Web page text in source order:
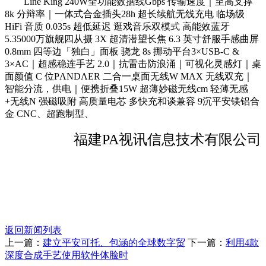
8k 分辩率｜一体式合金插头28h 超长续航无线充电 临场级
HiFi 音质 0.035s 超低延迟 逛戏音乐双模式 高能效蓝牙
5.35000万旗舰四从摄 3X 超清潜望长焦 6.3 英寸舒服手感曲屏
0.8mm 四等边「独白」面板 骁龙 8s 挪动平台3×USB-C &
3×AC｜超感稳连手艺 2.0｜抗雷击防浪涌｜可视化灵感灯｜桌
面颜值 C 位PΛNDΛER 二合一桌面无线W MAX 无线双充｜
智能分流，供电｜便携折叠15W 超薄妙磁无线cm 轻薄无感
+无线N 强磁吸附 高质量电芯 多快充和谈兼容 9沉平安镁铝合
金 CNC、超跑制型、
福建PA视讯信息技术有限公司
返回新闻列表
上一篇： 建立平安可托、包涵的全球数字贸 下一篇： 利用4款
深度合成手艺使用软件体脸时